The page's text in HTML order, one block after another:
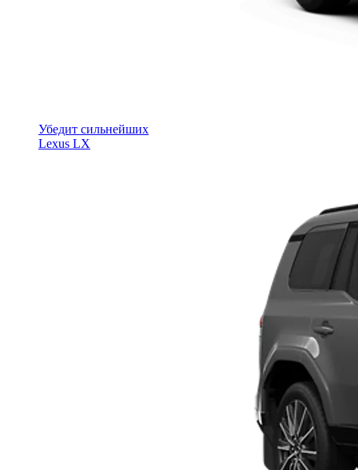
Убедит сильнейших
Lexus LX